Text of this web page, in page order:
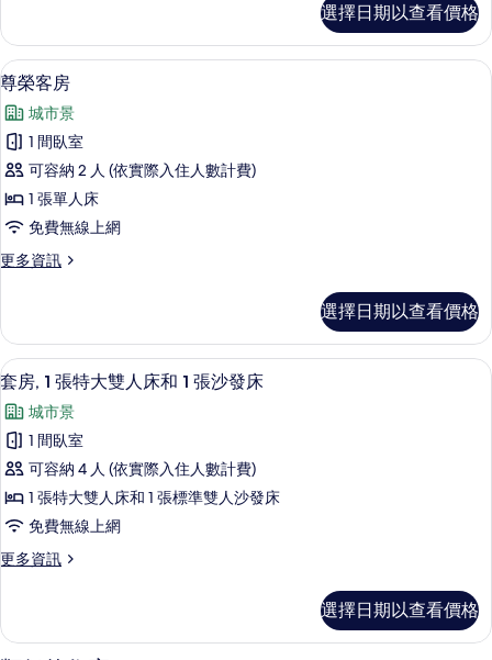
人
床
和
1
張
沙
發
床,
無
的
所
有
相
片
1
張
特
大
雙
人
和
張
沙
發
礙
的
詳
情
選擇日期以查看價格
顯
示
尊
榮
客
房
的
所
相
片
低過敏寢具、客房內保險箱、書桌、
3
尊榮客房
城市景
1 間臥室
可容納 2 人 (依實際入住人數計費)
1 張單人床
免費無線上網
更多資訊
更
客
房
的
情
選擇日期以查看價格
顯
示
套
房,
1
張
特
大
人
床
套房, 1 張特大雙人床和 1 張沙發床 |
9
套房, 1 張特大雙人床和 1 張沙發床
城市景
1 間臥室
可容納 4 人 (依實際入住人數計費)
1 張特大雙人床和 1 張標準雙人沙發床
免費無線上網
更多資訊
更
1
選擇日期以查看價格